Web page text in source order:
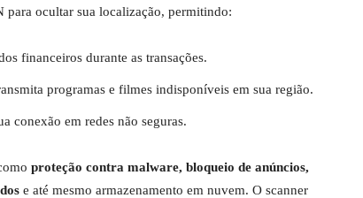
para ocultar sua localização, permitindo:
financeiros durante as transações.
programas e filmes indisponíveis em sua região.
conexão em redes não seguras.
proteção contra malware, bloqueio de anúncios,
e até mesmo armazenamento em nuvem. O scanner